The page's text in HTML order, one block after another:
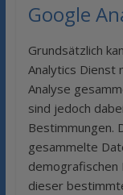
Google
Grundsätzlich
Analytics Dienst
Analyse
sind jedoch
Bestimmungen.
gesammelte
demografischen
dieser